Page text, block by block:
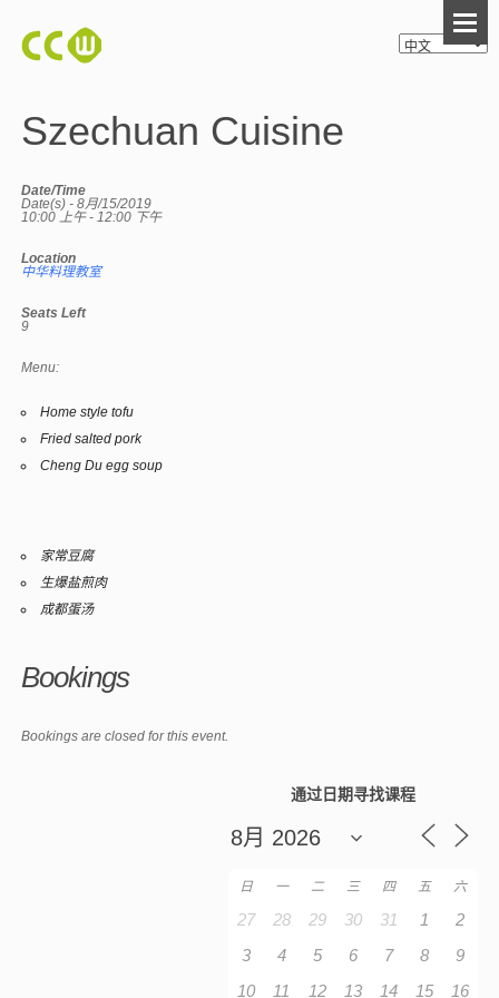
Szechuan Cuisine
Date/Time
Date(s) - 8月/15/2019
10:00 上午 - 12:00 下午
Location
中华料理教室
Seats Left
9
Menu:
Home style tofu
Fried salted pork
Cheng Du egg soup
家常豆腐
生爆盐煎肉
成都蛋汤
Bookings
Bookings are closed for this event.
通过日期寻找课程
日 一 二 三 四 五 六
27 28 29 30 31 1
2
3
4 5 6 7 8
9
10
11 12 13 14 15 16